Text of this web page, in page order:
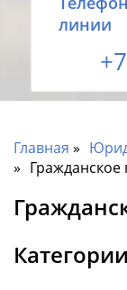
линии
Главная
Гражданское